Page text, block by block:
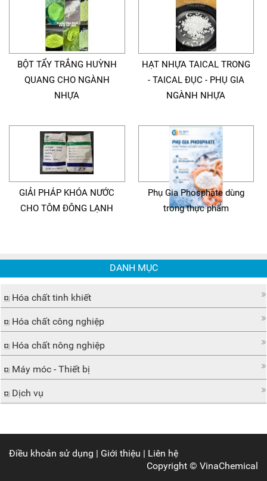
BỘT TẨY TRẮNG HUỲNH
QUANG CHO NGÀNH
NHỰA
HẠT NHỰA TAICAL TRONG
- TAICAL ĐỤC - PHỤ GIA
NGÀNH NHỰA
GIẢI PHÁP KHÓA NƯỚC
CHO TÔM ĐÔNG LẠNH
Phụ Gia Phosphate dùng
trong thực phẩm
DANH MỤC
Hóa chất tinh khiết
Hóa chất công nghiệp
Hóa chất nông nghiệp
Máy móc - Thiết bị
Dịch vụ
Điều khoản sử dụng | Giới thiệu | Liên hệ
Copyright © VinaChemical